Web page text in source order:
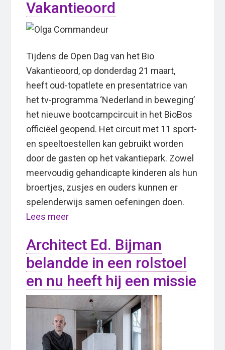
Vakantieoord
Tijdens de Open Dag van het Bio
Vakantieoord, op donderdag 21 maart,
heeft oud-topatlete en presentatrice van
het tv-programma ‘Nederland in beweging’
het nieuwe bootcampcircuit in het BioBos
officiëel geopend. Het circuit met 11 sport-
en speeltoestellen kan gebruikt worden
door de gasten op het vakantiepark. Zowel
meervoudig gehandicapte kinderen als hun
broertjes, zusjes en ouders kunnen er
spelenderwijs samen oefeningen doen.
Lees meer
Architect Ed. Bijman
belandde in een rolstoel
en nu heeft hij een missie